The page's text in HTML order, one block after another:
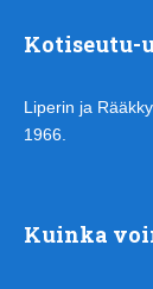
Kotiseutu-
Liperin ja
1966.
Kuinka